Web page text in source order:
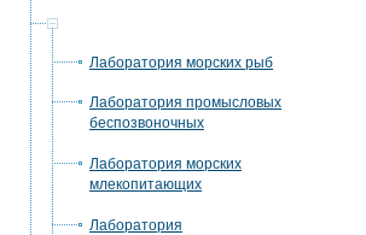
Лаборатория морских рыб
Лаборатория промысловых
беспозвоночных
Лаборатория морских
млекопитающих
Лаборатория